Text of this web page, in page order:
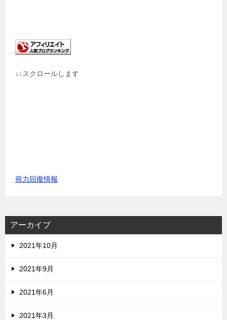
↓↓スクロールします
視力回復情報
アーカイブ
2021年10月
2021年9月
2021年6月
2021年3月